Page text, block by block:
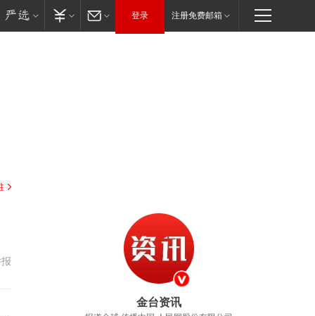
登录 注册免费邮箱
金台资讯